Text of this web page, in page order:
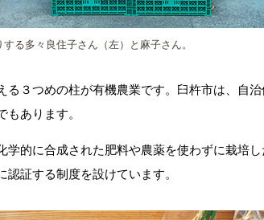
する多々良住子さん（左）と麻子さん。
る３つめの柱が有機農業です。臼杵市は、自
もあります。
学的に合成された肥料や農薬を使わずに栽培
認証する制度を設けています。